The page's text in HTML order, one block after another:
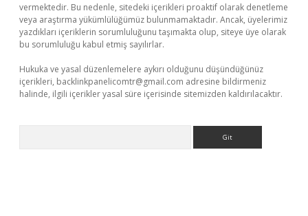
vermektedir. Bu nedenle, sitedeki içerikleri proaktif olarak denetleme
veya araştırma yükümlülüğümüz bulunmamaktadır. Ancak, üyelerimiz
yazdıkları içeriklerin sorumluluğunu taşımakta olup, siteye üye olarak
bu sorumluluğu kabul etmiş sayılırlar.
Hukuka ve yasal düzenlemelere aykırı olduğunu düşündüğünüz
içerikleri, backlinkpanelicomtr@gmail.com adresine bildirmeniz
halinde, ilgili içerikler yasal süre içerisinde sitemizden kaldırılacaktır.